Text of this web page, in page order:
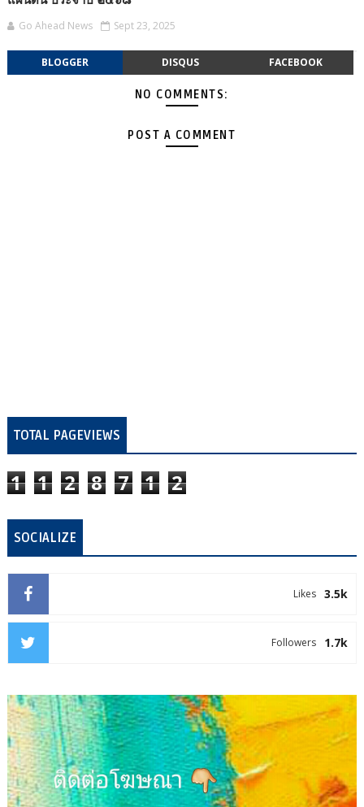
Go Ahead News Sept 23, 2025
BLOGGER DISQUS FACEBOOK
NO COMMENTS:
POST A COMMENT
TOTAL PAGEVIEWS
1 1 2 8 7 1 2
SOCIALIZE
3.5k
Likes
1.7k
Followers